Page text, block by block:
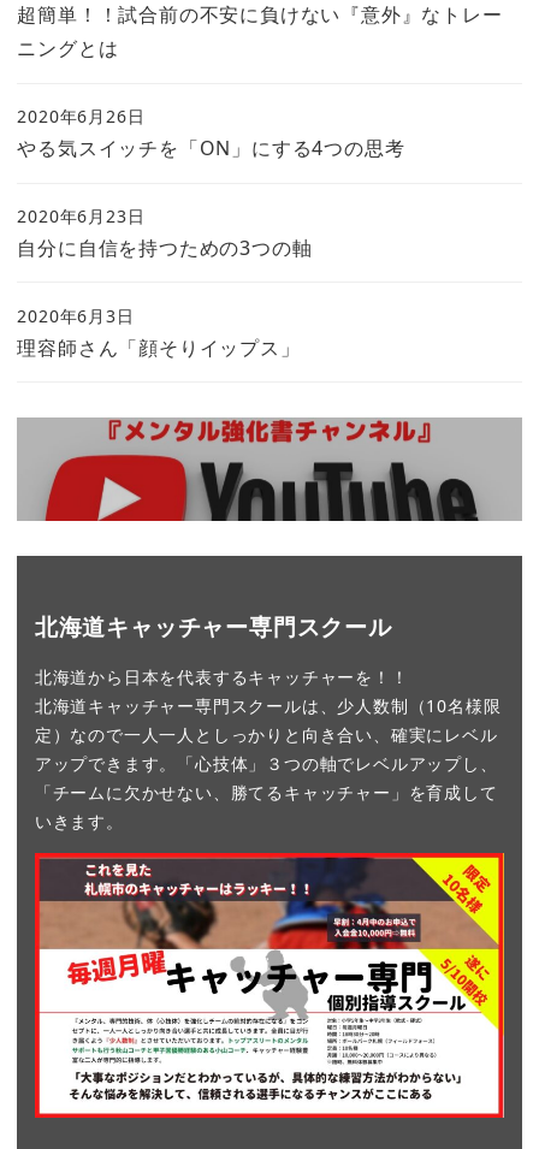
超簡単！！試合前の不安に負けない『意外』なトレー
ニングとは
やる気スイッチを「ON」にする4つの思考
2020年6月26日
自分に自信を持つための3つの軸
2020年6月23日
理容師さん「顔そりイップス」
2020年6月3日
北海道キャッチャー専門スクール
北海道から日本を代表するキャッチャーを！！
北海道キャッチャー専門スクールは、少人数制（10名様限
定）なので一人一人としっかりと向き合い、確実にレベル
アップできます。「心技体」３つの軸でレベルアップし、
「チームに欠かせない、勝てるキャッチャー」を育成して
いきます。